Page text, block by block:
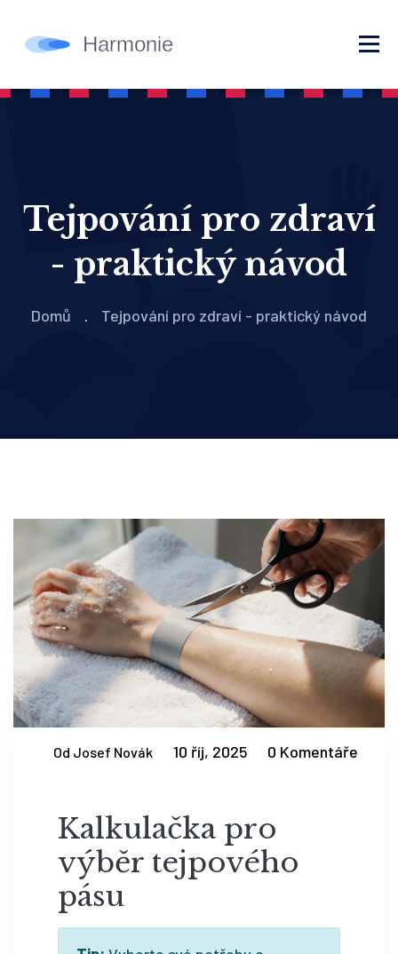
Tejpování pro zdraví
- praktický návod
Domů Tejpování pro zdraví - praktický návod
Od Josef Novák 10 říj, 2025 0 Komentáře
Kalkulačka pro
výběr tejpového
pásu